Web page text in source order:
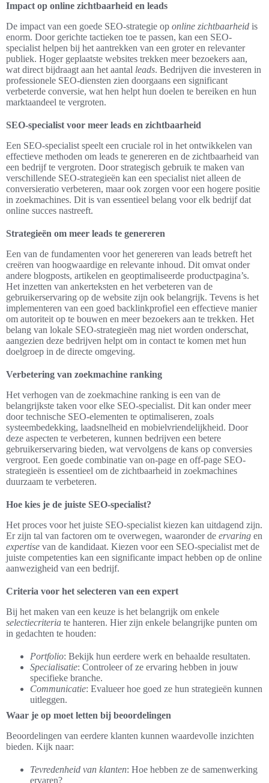
Impact op online zichtbaarheid en leads
De impact van een goede SEO-strategie op online zichtbaarheid is
enorm. Door gerichte tactieken toe te passen, kan een SEO-
specialist helpen bij het aantrekken van een groter en relevanter
publiek. Hoger geplaatste websites trekken meer bezoekers aan,
wat direct bijdraagt aan het aantal leads. Bedrijven die investeren in
professionele SEO-diensten zien doorgaans een significant
verbeterde conversie, wat hen helpt hun doelen te bereiken en hun
marktaandeel te vergroten.
SEO-specialist voor meer leads en zichtbaarheid
Een SEO-specialist speelt een cruciale rol in het ontwikkelen van
effectieve methoden om leads te genereren en de zichtbaarheid van
een bedrijf te vergroten. Door strategisch gebruik te maken van
verschillende SEO-strategieën kan een specialist niet alleen de
conversieratio verbeteren, maar ook zorgen voor een hogere positie
in zoekmachines. Dit is van essentieel belang voor elk bedrijf dat
online succes nastreeft.
Strategieën om meer leads te genereren
Een van de fundamenten voor het genereren van leads betreft het
creëren van hoogwaardige en relevante inhoud. Dit omvat onder
andere blogposts, artikelen en geoptimaliseerde productpagina’s.
Het inzetten van ankerteksten en het verbeteren van de
gebruikerservaring op de website zijn ook belangrijk. Tevens is het
implementeren van een goed backlinkprofiel een effectieve manier
om autoriteit op te bouwen en meer bezoekers aan te trekken. Het
belang van lokale SEO-strategieën mag niet worden onderschat,
aangezien deze bedrijven helpt om in contact te komen met hun
doelgroep in de directe omgeving.
Verbetering van zoekmachine ranking
Het verhogen van de zoekmachine ranking is een van de
belangrijkste taken voor elke SEO-specialist. Dit kan onder meer
door technische SEO-elementen te optimaliseren, zoals
systeembedekking, laadsnelheid en mobielvriendelijkheid. Door
deze aspecten te verbeteren, kunnen bedrijven een betere
gebruikerservaring bieden, wat vervolgens de kans op conversies
vergroot. Een goede combinatie van on-page en off-page SEO-
strategieën is essentieel om de zichtbaarheid in zoekmachines
duurzaam te verbeteren.
Hoe kies je de juiste SEO-specialist?
Het proces voor het juiste SEO-specialist kiezen kan uitdagend zijn.
Er zijn tal van factoren om te overwegen, waaronder de ervaring en
expertise van de kandidaat. Kiezen voor een SEO-specialist met de
juiste competenties kan een significante impact hebben op de online
aanwezigheid van een bedrijf.
Criteria voor het selecteren van een expert
Bij het maken van een keuze is het belangrijk om enkele
selectiecriteria te hanteren. Hier zijn enkele belangrijke punten om
in gedachten te houden:
Portfolio: Bekijk hun eerdere werk en behaalde resultaten.
Specialisatie: Controleer of ze ervaring hebben in jouw
specifieke branche.
Communicatie: Evalueer hoe goed ze hun strategieën kunnen
uitleggen.
Waar je op moet letten bij beoordelingen
Beoordelingen van eerdere klanten kunnen waardevolle inzichten
bieden. Kijk naar:
Tevredenheid van klanten: Hoe hebben ze de samenwerking
ervaren?